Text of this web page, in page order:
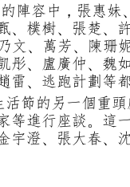
陣容中，張惠妹
、樸樹、張楚、
文、萬芳、陳珊
彤、盧廣仲、魏
雷、逃跑計劃等
活節的另一個重
等進行座談。這
宇澄、張大春、